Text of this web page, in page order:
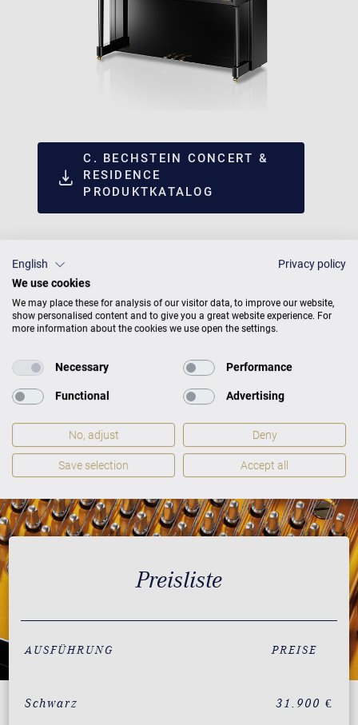
C. BECHSTEIN CONCERT &
RESIDENCE
PRODUKTKATALOG
Preisliste
AUSFÜHRUNG PREISE
Schwarz 31.900 €
English
Privacy policy
We use cookies
We may place these for analysis of our visitor data, to improve our website,
show personalised content and to give you a great website experience. For
more information about the cookies we use open the settings.
Necessary Performance
Functional Advertising
No, adjust Deny
Save selection Accept all